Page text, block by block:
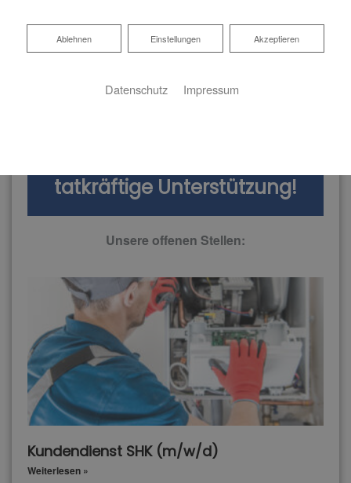
tatkräftige Unterstützung!
Unsere offenen Stellen:
Kundendienst SHK (m/w/d)
Weiterlesen »
Akzeptieren
Einstellungen
Ablehnen
Ablehnen
Datenschutz Impressum